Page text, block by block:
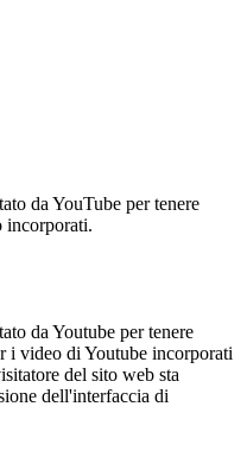
da YouTube per tenere
incorporati.
da Youtube per tenere
i video di Youtube incorporati
del sito web sta
dell'interfaccia di